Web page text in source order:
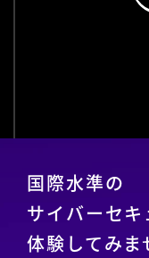
国際水準の
サイバーセ
体験してみま